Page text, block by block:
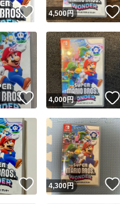
いいね！
4,500円
いいね！
4,000円
いいね！
4,300円